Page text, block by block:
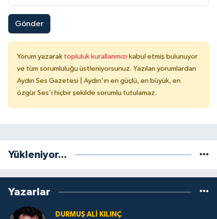
Gönder
Yorum yazarak topluluk kurallarımızı kabul etmiş bulunuyor
ve tüm sorumluluğu üstleniyorsunuz. Yazılan yorumlardan
Aydın Ses Gazetesi | Aydın'ın en güçlü, en büyük, en
özgür Ses'i hiçbir şekilde sorumlu tutulamaz.
Yükleniyor...
Yazarlar
DURMUŞ ALI KILINÇ